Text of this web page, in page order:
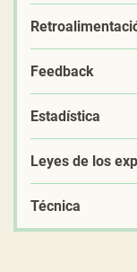
Feedback
Estadística
Leyes de los
Técnica